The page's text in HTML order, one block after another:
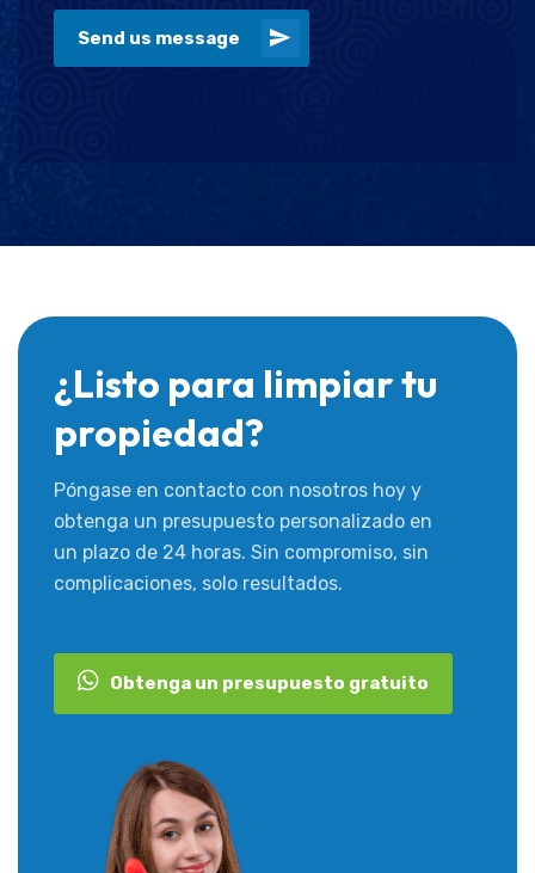
Send us message
¿Listo para limpiar tu
propiedad?
Póngase en contacto con nosotros hoy y
obtenga un presupuesto personalizado en
un plazo de 24 horas. Sin compromiso, sin
complicaciones, solo resultados.
Obtenga un presupuesto gratuito